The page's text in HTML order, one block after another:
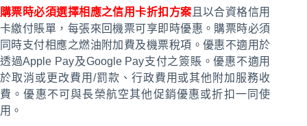
購票時必須選擇相應之信用卡折扣方案 且以合資格信用
卡繳付賬單，每張來回機票可享即時優惠。購票時必須
同時支付相應之燃油附加費及機票稅項。優惠不適用於
透過Apple Pay及Google Pay支付之簽賬。優惠不適用
於取消或更改費用/罰款、行政費用或其他附加服務收
費。優惠不可與長榮航空其他促銷優惠或折扣一同使
用。